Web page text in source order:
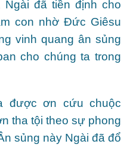
đã tiền định cho
con nhờ Ðức Giêsu
vinh quang ân sủng
cho chúng ta trong
được ơn cứu chuộc
tha tội theo sự phong
sủng này Ngài đã đổ